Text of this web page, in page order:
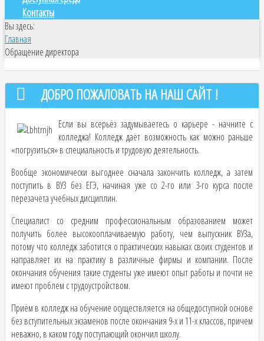
Контакты
Вы здесь:
Главная
Обращение директора
ДОБРО ПОЖАЛОВАТЬ НА НАШ САЙТ !
Если вы всерьёз задумываетесь о карьере - начните с
колледжа! Колледж даёт возможность как можно раньше
«погрузиться» в специальность и трудовую деятельность.
Вообще экономически выгоднее сначала закончить колледж, а затем
поступить в ВУЗ без ЕГЭ, начиная уже со 2-го или 3-го курса после
перезачёта учебных дисциплин.
Специалист со средним профессиональным образованием может
получить более высокооплачиваемую работу, чем выпускник ВУЗа,
потому что колледж заботится о практических навыках своих студентов и
направляет их на практику в различные фирмы и компании. После
окончания обучения такие студенты уже имеют опыт работы и почти не
имеют проблем с трудоустройством.
​Приём в колледж на обучение осуществляется на общедоступной основе
без вступительных экзаменов после окончания 9-х и 11-х классов, причем
неважно, в каком году поступающий окончил школу.